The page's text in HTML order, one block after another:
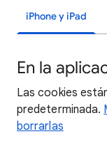
iPhone y iPad
En la
Las cookies
predeterminada.
borrarlas